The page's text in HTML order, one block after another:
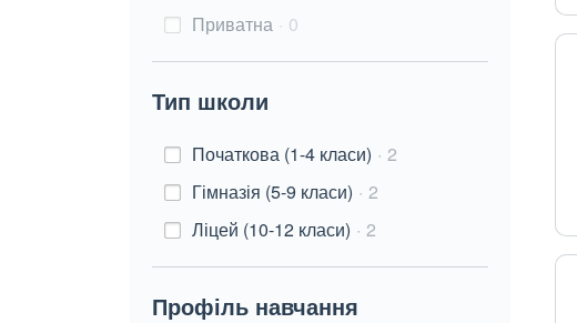
Приватна
0
Тип школи
Початкова (1-4 класи)
2
Гімназія (5-9 класи)
2
Ліцей (10-12 класи)
2
Профіль навчання